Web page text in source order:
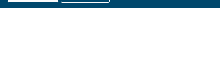
Επιστροφή στην αρχική σελίδα
Στην κορυφή